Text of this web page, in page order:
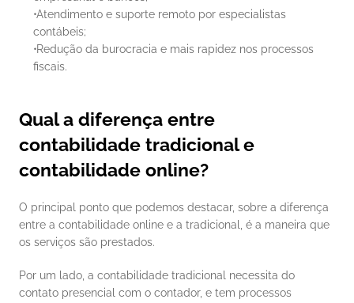
Atendimento e suporte remoto por especialistas
contábeis;
Redução da burocracia e mais rapidez nos processos
fiscais.
Qual a diferença entre
contabilidade tradicional e
contabilidade online?
O principal ponto que podemos destacar, sobre a diferença
entre a contabilidade online e a tradicional, é a maneira que
os serviços são prestados.
Por um lado, a contabilidade tradicional necessita do
contato presencial com o contador, e tem processos